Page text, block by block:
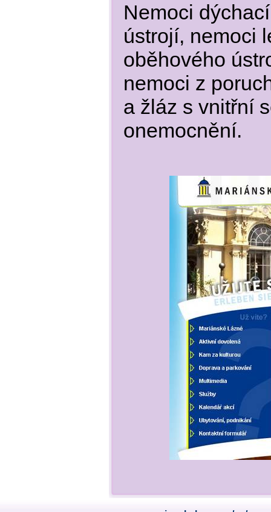
Nemoci
ústrojí, nemoci
oběhového
nemoci z
a žláz s vnitřní
onemocnění.